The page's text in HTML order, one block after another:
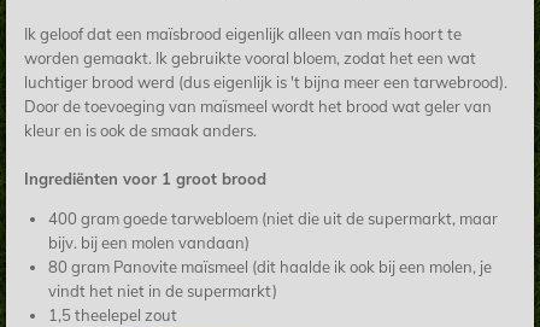
Ik geloof dat een maïsbrood eigenlijk alleen van maïs hoort te
worden gemaakt. Ik gebruikte vooral bloem, zodat het een wat
luchtiger brood werd (dus eigenlijk is 't bijna meer een tarwebrood).
Door de toevoeging van maïsmeel wordt het brood wat geler van
kleur en is ook de smaak anders.
Ingrediënten voor 1 groot brood
400 gram goede tarwebloem (niet die uit de supermarkt, maar
bijv. bij een molen vandaan)
80 gram Panovite maïsmeel (dit haalde ik ook bij een molen, je
vindt het niet in de supermarkt)
1,5 theelepel zout